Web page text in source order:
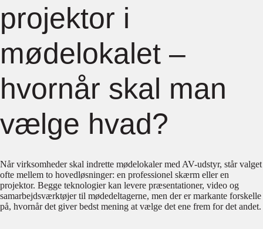
projektor i
mødelokalet –
hvornår skal man
vælge hvad?
Når virksomheder skal indrette mødelokaler med AV-udstyr, står valget
ofte mellem to hovedløsninger: en professionel skærm eller en
projektor. Begge teknologier kan levere præsentationer, video og
samarbejdsværktøjer til mødedeltagerne, men der er markante forskelle
på, hvornår det giver bedst mening at vælge det ene frem for det andet.